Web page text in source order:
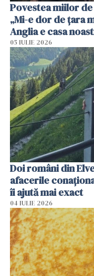
Povestea miilor
„Mi-e dor de țara
Anglia e casa
05 IULIE 2026
Doi români din
afacerile
îi ajută mai exact
04 IULIE 2026